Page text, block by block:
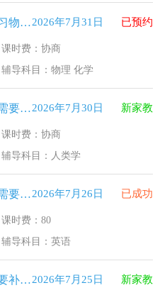
2026-2-3
教育部关于做好2026年普通高校招生工作的通知 [教学(
江苏33个！教育部最新认定2025年第一批义务教育优质均
2025-12-1
栖霞区御龙湾高二女生需要补习物理 化学2026年7月31日 已预约
课时费：协商
辅导科目：物理 化学
秦淮区长白街致和新大一女生需要补习人类学2026年7月30日 新家教
课时费：协商
辅导科目：人类学
鼓楼区新模范马路三年级男生需要补习英语2026年7月26日 已成功
课时费：80
辅导科目：英语
建邺区秀山路18号初二女生需要补习物理 英语2026年7月25日 新家教